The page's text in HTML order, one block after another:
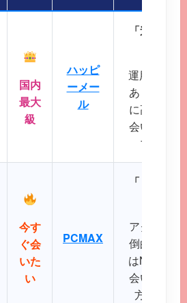
国内
最大
級
ハッピ
ーメー
ル
「迷った
運用歴20
あり、マ
に高く、
会いが期
プクラ
今す
ぐ会
いた
い
PCMAX
「リアル
アクティ
倒的で、
はNo.1で
会いたい
方に最適